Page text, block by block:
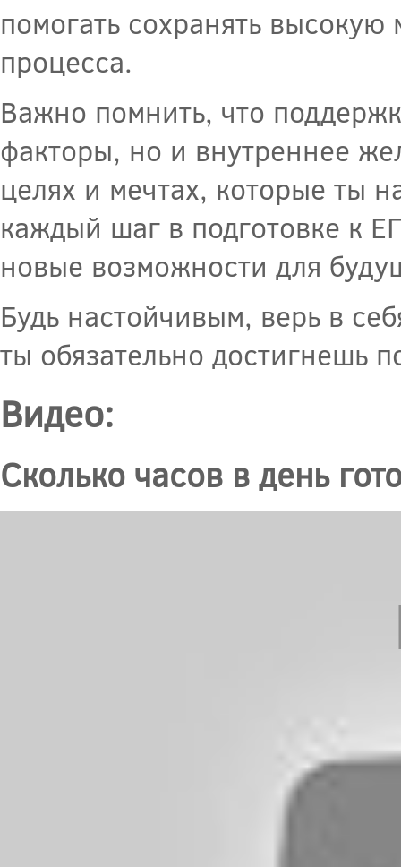
помогать сохранять
процесса.
Важно помнить, что
факторы, но и внутреннее
целях и мечтах, которые ты
каждый шаг в подготовке к
новые возможности для
Будь настойчивым, верь в
ты обязательно достигнешь
Видео:
Сколько часов в день